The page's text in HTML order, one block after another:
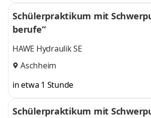
Schülerpraktikum mit
berufe“
HAWE Hydraulik SE
Aschheim
in etwa 1 Stunde
Schülerpraktikum mit